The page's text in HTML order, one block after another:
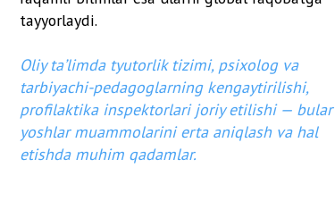
— orzu qilganlar kutadi, harakat qilganlar esa o‘sha orzularni ro‘yobga
Shuning uchun bugun qilgan mehnating, o‘qishing, o‘z ustingda
inson, ertaga mehnatining mevasini tatib ko‘radi. Agar bugun bo‘sh
Ota-onangning umidi – sening javobgarligingHar bir ota-ona
Ularning har bir duosi, har bir mehrli nigohi – senga bo‘lgan
barcha qiyinchiliklarini yengib o‘tishgan. Endi esa navbat sendadir.
Senga qarab ular faxrlanishni, boshqalarga havas bilan “Bu mening
mehnatga jiddiy yondash. Chunki bu nafaqat sening kelajaging,
bo‘lishing kerak.
O‘ziga ishon – hayotingni o‘zgartirHayotda muvaffaqiyatga
– bu ruhiy kuch. Agar sen o‘zingga ishonmasang, hech kim senga
Yo‘lda to‘siqlar bo‘ladi, sinovlar bo‘ladi. Ammo har bir yiqilish — bu
to‘xtamaydi, u har doim oldinga intiladi. Esda tut: sening ortingda